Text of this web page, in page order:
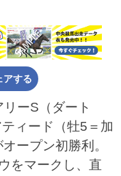
アする
ーS（ダート
ィード（牡5＝加
ープン初勝利。
をマークし、直